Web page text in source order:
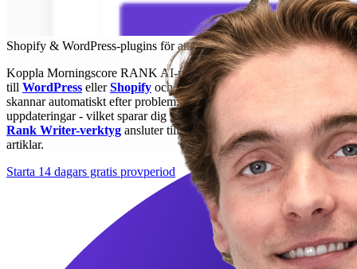
Shopify & WordPress-plugins för att automatisera SEO
Koppla Morningscore RANK AI-plugin
till WordPress ellerShopify och låt verktyget göra grovjobbet. Vi
skannar automatiskt efter problem, föreslår lösningar och publicerar
uppdateringar - vilket sparar dig veckor av manuellt arbete. Vårt
Rank Writer-verktyg ansluter till CMS-plugins för att publicera
artiklar.
Starta 14 dagars gratis provperiod